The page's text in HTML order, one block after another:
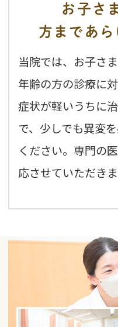
お子さ
方まで あ
当院では、お子さ
年齢の方の診療に対
症状が軽いうちに
で、少しでも異変
ください。専門の
応させていただきま